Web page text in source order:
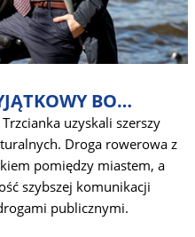
BO…
uzyskali szerszy
Droga rowerowa z
pomiędzy miastem, a
szybszej komunikacji
publicznymi.